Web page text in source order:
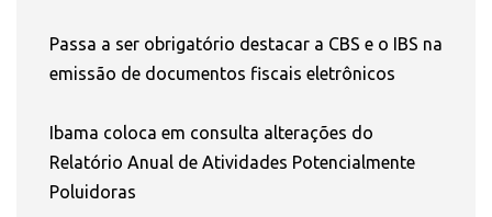
Passa a ser obrigatório destacar a CBS e o IBS na
emissão de documentos fiscais eletrônicos
Ibama coloca em consulta alterações do
Relatório Anual de Atividades Potencialmente
Poluidoras